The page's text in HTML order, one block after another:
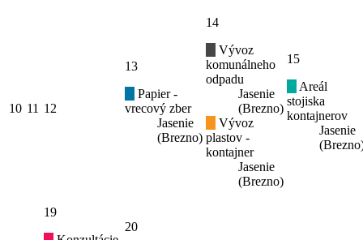
10 11 12
13
Papier -
vrecový zber
Jasenie
(Brezno)
14
Vývoz
komunálneho
odpadu
Jasenie
(Brezno)
Vývoz
plastov -
kontajner
Jasenie
(Brezno)
15
Areál
stojiska
kontajnerov
Jasenie
19
20